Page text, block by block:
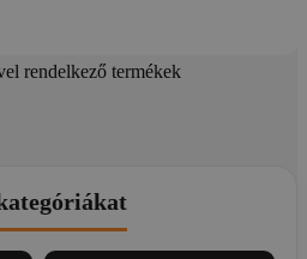
rendelkező termékek